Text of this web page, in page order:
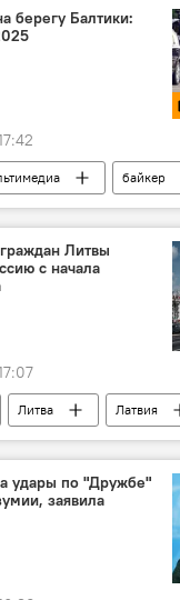
партия Литвы (СДПЛ)
берегу Балтики:
байкер
Литва Швянтойи
Литвы
с начала
Литва
Латвия
безвизовый режим
граница
удары по "Дружбе"
заявила